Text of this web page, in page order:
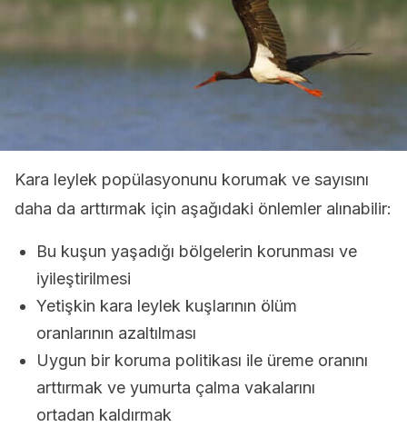
Kara leylek popülasyonunu korumak ve sayısını
daha da arttırmak için aşağıdaki önlemler alınabilir:
Bu kuşun yaşadığı bölgelerin korunması ve
iyileştirilmesi
Yetişkin kara leylek kuşlarının ölüm
oranlarının azaltılması
Uygun bir koruma politikası ile üreme oranını
arttırmak ve yumurta çalma vakalarını
ortadan kaldırmak